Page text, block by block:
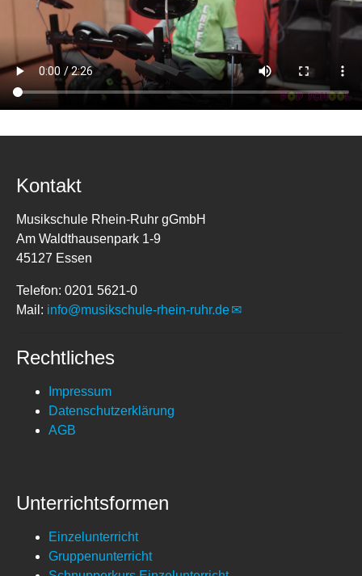
Kontakt
Musikschule Rhein-Ruhr gGmbH
Am Waldthausenpark 1-9
45127 Essen
Telefon: 0201 5621-0
Mail: info@musikschule-rhein-ruhr.de
Rechtliches
Impressum
Datenschutzerklärung
AGB
Unterrichtsformen
Einzelunterricht
Gruppenunterricht